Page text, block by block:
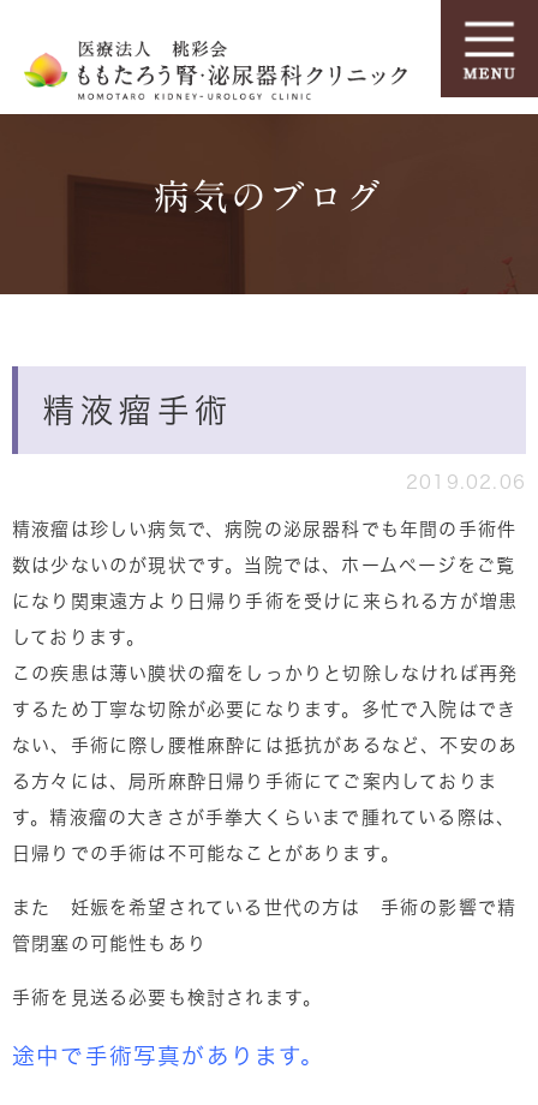
病気のブログ
精液瘤手術
2019.02.06
精液瘤は珍しい病気で、病院の泌尿器科でも年間の手術件
数は少ないのが現状です。当院では、ホームページをご覧
になり関東遠方より日帰り手術を受けに来られる方が増患
しております。
この疾患は薄い膜状の瘤をしっかりと切除しなければ再発
するため丁寧な切除が必要になります。多忙で入院はでき
ない、手術に際し腰椎麻酔には抵抗があるなど、不安のあ
る方々には、局所麻酔日帰り手術にてご案内しておりま
す。精液瘤の大きさが手拳大くらいまで腫れている際は、
日帰りでの手術は不可能なことがあります。
また 妊娠を希望されている世代の方は 手術の影響で精
管閉塞の可能性もあり
手術を見送る必要も検討されます。
途中で手術写真があります。